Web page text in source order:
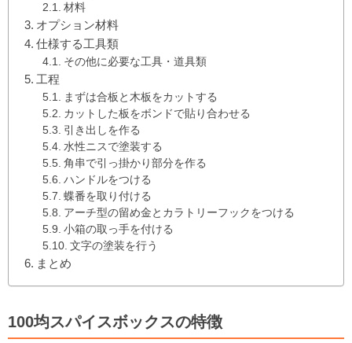
材料
オプション材料
仕様する工具類
その他に必要な工具・道具類
工程
まずは合板と木板をカットする
カットした板をボンドで貼り合わせる
引き出しを作る
水性ニスで塗装する
角串で引っ掛かり部分を作る
ハンドルをつける
蝶番を取り付ける
アーチ型の留め金とカラトリーフックをつける
小箱の取っ手を付ける
文字の塗装を行う
まとめ
100均スパイスボックスの特徴